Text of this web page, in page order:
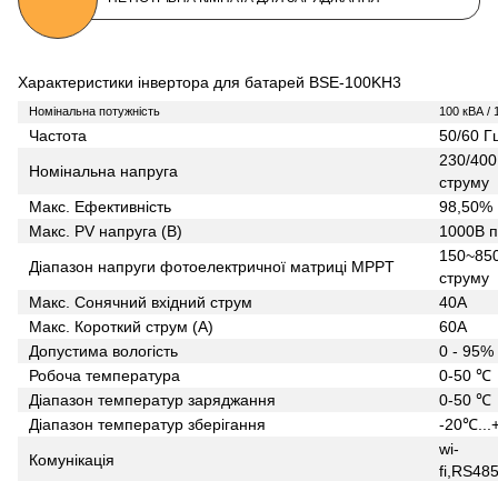
Характеристики інвертора для батарей BSE-100KH3
Номінальна потужність 100 кВА /
Частота
50/60
Номінальна напруга
230/
струму
Макс. Ефективність
98,50%
Макс. PV напруга (В)
1000В
Діапазон напруги фотоелектричної матриці MPPT
струму
Макс. Сонячний вхідний струм
40А
Макс. Короткий струм (A)
60А
Допустима вологість
0 - 95%
Робоча температура
0-50 ℃
Діапазон температур заряджання
0-50 ℃
Діапазон температур зберігання
-
Комунікація
wi-